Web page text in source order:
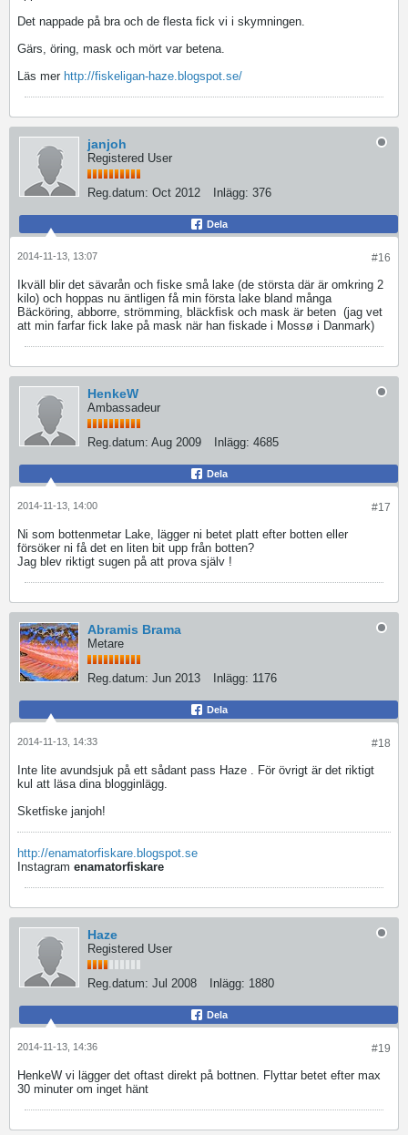
Det nappade på bra och de flesta fick vi i skymningen.
Gärs, öring, mask och mört var betena.
Läs mer http://fiskeligan-haze.blogspot.se/
janjoh
Registered User
Reg.datum: Oct 2012 Inlägg: 376
Dela
#16
2014-11-13, 13:07
Ikväll blir det sävarån och fiske små lake (de största där är omkring 2
kilo) och hoppas nu äntligen få min första lake bland många
Bäcköring, abborre, strömming, bläckfisk och mask är beten (jag vet
att min farfar fick lake på mask när han fiskade i Mossø i Danmark)
HenkeW
Ambassadeur
Reg.datum: Aug 2009 Inlägg: 4685
Dela
#17
2014-11-13, 14:00
Ni som bottenmetar Lake, lägger ni betet platt efter botten eller
försöker ni få det en liten bit upp från botten?
Jag blev riktigt sugen på att prova själv !
Abramis Brama
Metare
Reg.datum: Jun 2013 Inlägg: 1176
Dela
#18
2014-11-13, 14:33
Inte lite avundsjuk på ett sådant pass Haze . För övrigt är det riktigt
kul att läsa dina blogginlägg.
Sketfiske janjoh!
http://enamatorfiskare.blogspot.se
Instagram enamatorfiskare
Haze
Registered User
Reg.datum: Jul 2008 Inlägg: 1880
Dela
#19
2014-11-13, 14:36
HenkeW vi lägger det oftast direkt på bottnen. Flyttar betet efter max
30 minuter om inget hänt